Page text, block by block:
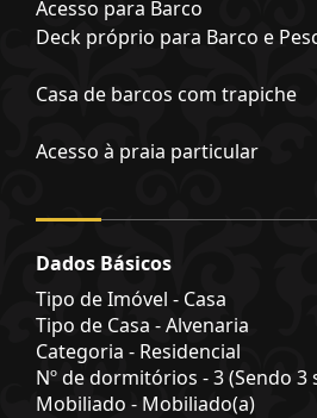
Acesso para Barco
Deck próprio para Barco e
Casa de barcos com trapiche
Acesso à praia particular
Dados Básicos
Tipo de Imóvel - Casa
Tipo de Casa - Alvenaria
Categoria - Residencial
Nº de dormitórios - 3 (Sendo 3
Mobiliado - Mobiliado(a)